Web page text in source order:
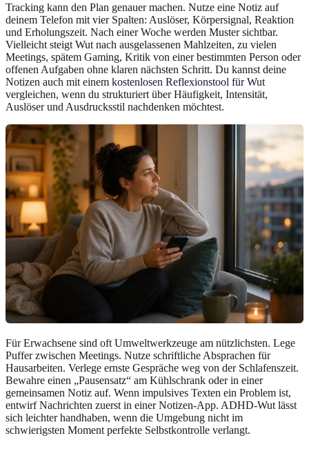
Tracking kann den Plan genauer machen. Nutze eine Notiz auf
deinem Telefon mit vier Spalten: Auslöser, Körpersignal, Reaktion
und Erholungszeit. Nach einer Woche werden Muster sichtbar.
Vielleicht steigt Wut nach ausgelassenen Mahlzeiten, zu vielen
Meetings, spätem Gaming, Kritik von einer bestimmten Person oder
offenen Aufgaben ohne klaren nächsten Schritt. Du kannst deine
Notizen auch mit einem kostenlosen Reflexionstool für Wut
vergleichen, wenn du strukturiert über Häufigkeit, Intensität,
Auslöser und Ausdrucksstil nachdenken möchtest.
Für Erwachsene sind oft Umweltwerkzeuge am nützlichsten. Lege
Puffer zwischen Meetings. Nutze schriftliche Absprachen für
Hausarbeiten. Verlege ernste Gespräche weg von der Schlafenszeit.
Bewahre einen „Pausensatz“ am Kühlschrank oder in einer
gemeinsamen Notiz auf. Wenn impulsives Texten ein Problem ist,
entwirf Nachrichten zuerst in einer Notizen-App. ADHD-Wut lässt
sich leichter handhaben, wenn die Umgebung nicht im
schwierigsten Moment perfekte Selbstkontrolle verlangt.